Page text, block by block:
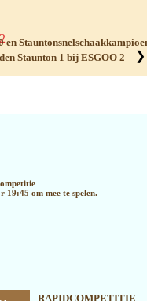
en
Staunton 1 bij ESGOO 2
❯
19:45 om mee te spelen.
RAPIDCOMPETITIE